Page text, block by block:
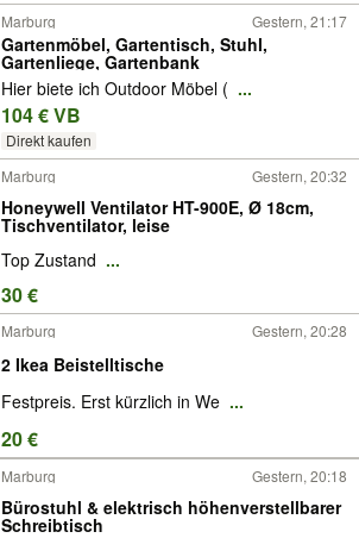
Marburg Gestern, 21:17
Gartenmöbel, Gartentisch, Stuhl,
Gartenliege, Gartenbank
Hier biete ich Outdoor Möbel ( ...
104 € VB
Direkt kaufen
Marburg
Gestern, 20:32
Honeywell Ventilator HT-900E, Ø 18cm,
Tischventilator, leise
Top Zustand ...
30 €
Marburg Gestern, 20:28
2 Ikea Beistelltische
Festpreis. Erst kürzlich in We ...
20 €
Marburg Gestern, 20:18
Bürostuhl & elektrisch höhenverstellbarer
Schreibtisch